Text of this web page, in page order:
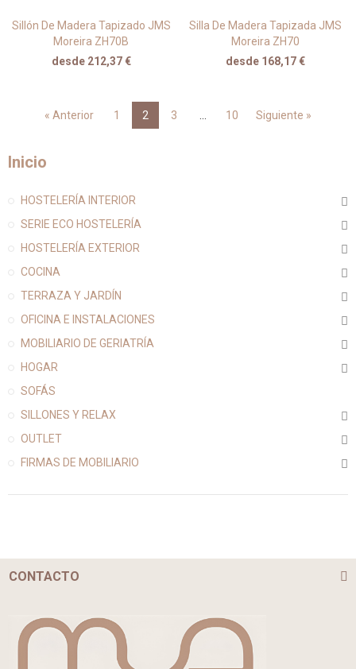
Sillón De Madera Tapizado JMS
Moreira ZH70B
desde 212,37 €
Silla De Madera Tapizada JMS
Moreira ZH70
desde 168,17 €
« Anterior 1 2 3 10 Siguiente »
Inicio
HOSTELERÍA INTERIOR
SERIE ECO HOSTELERÍA
HOSTELERÍA EXTERIOR
COCINA
TERRAZA Y JARDÍN
OFICINA E INSTALACIONES
MOBILIARIO DE GERIATRÍA
HOGAR
SOFÁS
SILLONES Y RELAX
OUTLET
FIRMAS DE MOBILIARIO
CONTACTO